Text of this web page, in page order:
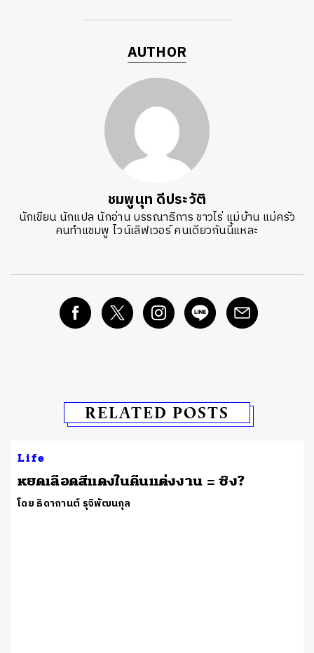
AUTHOR
ชมพูนุท ดีประวัติ
นักเขียน นักแปล นักอ่าน บรรณาธิการ ชาวไร่ แม่บ้าน แม่ครัว
คนทำแชมพู ไวน์เลิฟเวอร์ คนเดียวกันนี้แหละ
RELATED POSTS
Life
หยดเลือดสีแดงในคืนแต่งงาน = ซิง?
โดย ธิดากานต์ รุจิพัฒนกุล